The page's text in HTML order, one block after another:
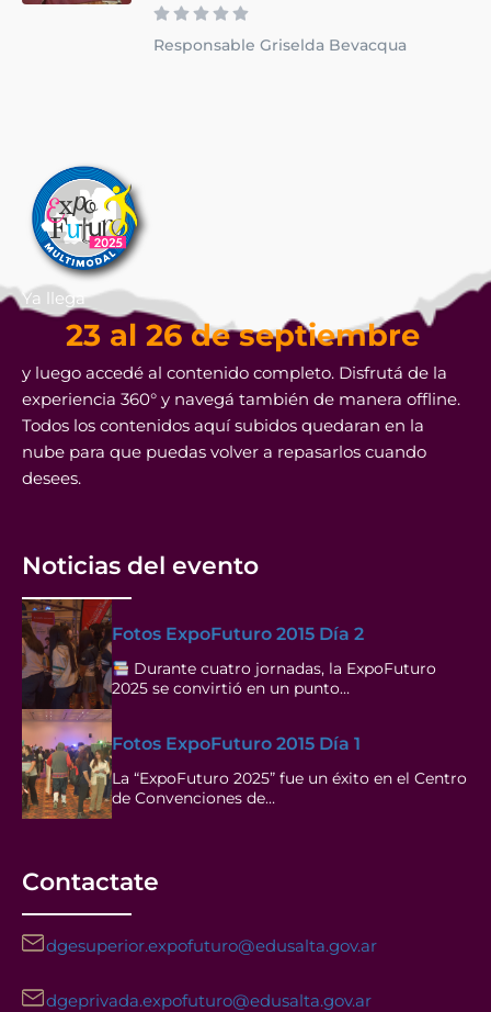
Responsable Griselda Bevacqua
Ya llega
23 al 26 de septiembre
y luego accedé al contenido completo. Disfrutá de la
experiencia 360° y navegá también de manera offline.
Todos los contenidos aquí subidos quedaran en la
nube para que puedas volver a repasarlos cuando
desees.
Noticias del evento
Fotos ExpoFuturo 2015 Día 2
Durante cuatro jornadas, la ExpoFuturo
2025 se convirtió en un punto…
Fotos ExpoFuturo 2015 Día 1
La “ExpoFuturo 2025” fue un éxito en el Centro
de Convenciones de…
Contactate
dgesuperior.expofuturo@edusalta.gov.ar
dgeprivada.expofuturo@edusalta.gov.ar